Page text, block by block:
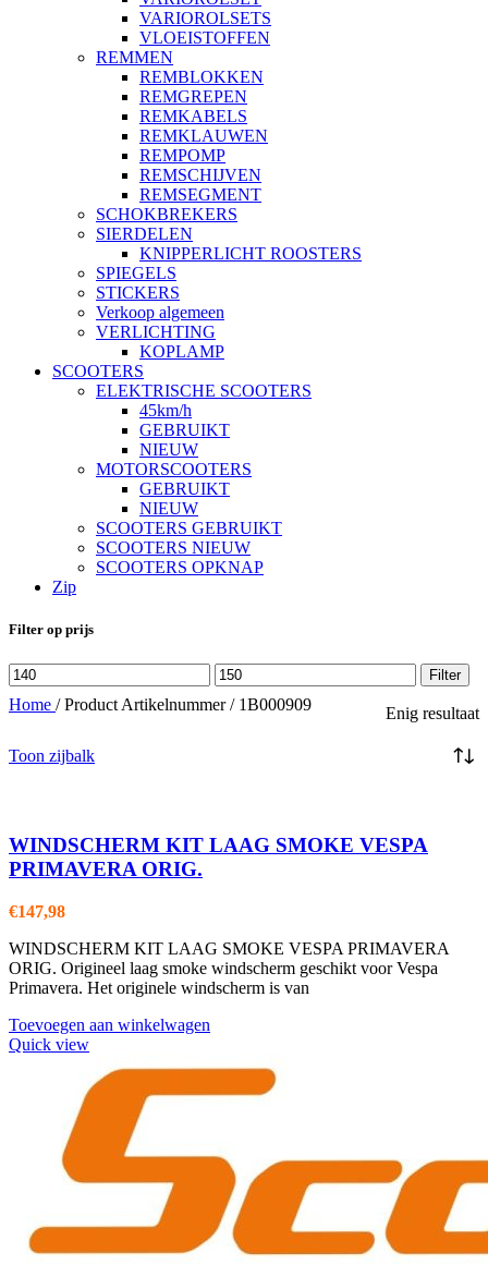
VARIOROLSETS
VLOEISTOFFEN
REMMEN
REMBLOKKEN
REMGREPEN
REMKABELS
REMKLAUWEN
REMPOMP
REMSCHIJVEN
REMSEGMENT
SCHOKBREKERS
SIERDELEN
KNIPPERLICHT ROOSTERS
SPIEGELS
STICKERS
Verkoop algemeen
VERLICHTING
KOPLAMP
SCOOTERS
ELEKTRISCHE SCOOTERS
45km/h
GEBRUIKT
NIEUW
MOTORSCOOTERS
GEBRUIKT
NIEUW
SCOOTERS GEBRUIKT
SCOOTERS NIEUW
SCOOTERS OPKNAP
Zip
Filter op prijs
Min.
prijs
Max.
prijs
Filter
Home / Product Artikelnummer/ 1B000909 Enig resultaat
Toon zijbalk
WINDSCHERM KIT LAAG SMOKE VESPA
PRIMAVERA ORIG.
€147,98
WINDSCHERM KIT LAAG SMOKE VESPA PRIMAVERA
ORIG. Origineel laag smoke windscherm geschikt voor Vespa
Primavera. Het originele windscherm is van
Toevoegen aan winkelwagen
Quick view